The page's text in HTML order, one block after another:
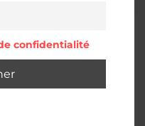
confidentialité